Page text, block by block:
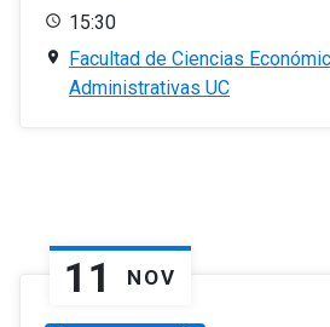
15:30
Facultad de Ciencias
Administrativas UC
11 NOV